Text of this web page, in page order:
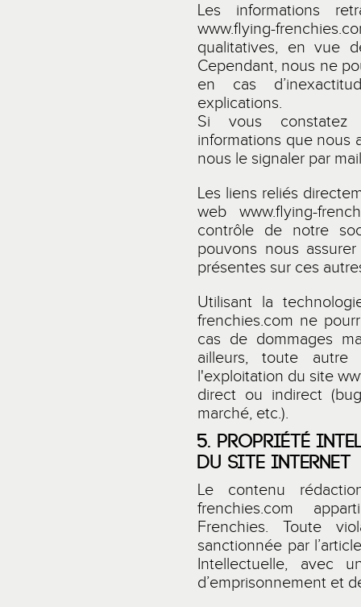
Les informations
www.flying-
qualitatives, en vue
Cependant, nous ne
en cas
explications.
Si vous constatez
informations que nous
nous le signaler par
Les liens reliés
web www.flying-
contrôle de notre
pouvons nous
présentes sur ces
Utilisant la
frenchies.com ne
cas de dommages
ailleurs, toute
l'exploitation du site
direct ou indirect
marché, etc.).
5. PROPRIÉTÉ
DU SITE INTERNET
Le contenu
frenchies.com
Frenchies. Toute
sanctionnée par
Intellectuelle, avec
d’emprisonnement et